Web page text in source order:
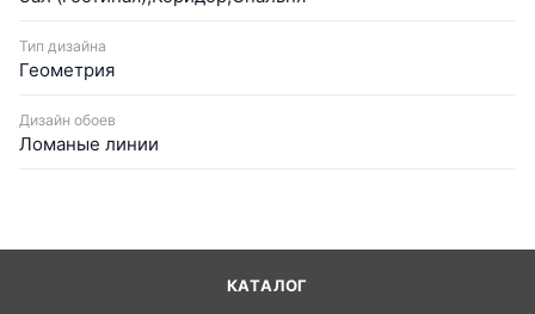
Тип дизайна
Геометрия
Дизайн обоев
Ломаные линии
КАТАЛОГ